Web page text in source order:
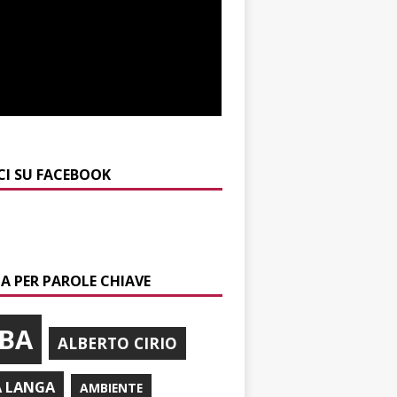
SU FACEBOOK
PER PAROLE CHIAVE
ALBERTO CIRIO
LANGA AMBIENTE